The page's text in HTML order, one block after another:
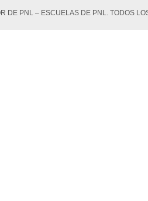
DE PNL – ESCUELAS DE PNL. TODOS